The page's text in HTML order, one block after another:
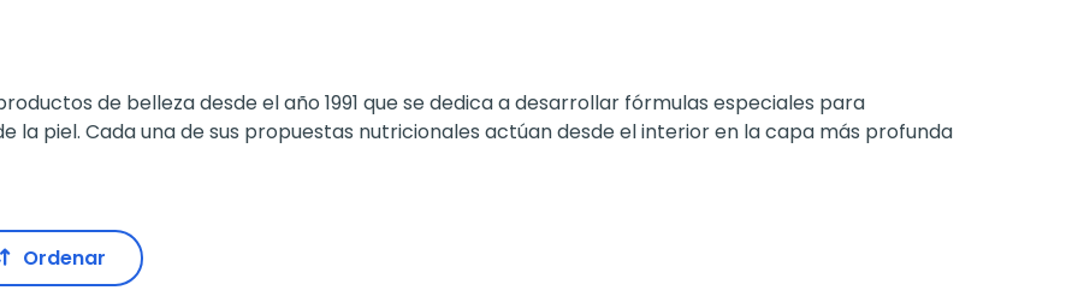
de belleza desde el año 1991 que se dedica a desarrollar fórmulas especiales para
la piel. Cada una de sus propuestas nutricionales actúan desde el interior en la capa más profunda
Ordenar